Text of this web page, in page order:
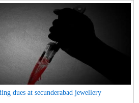
dues at secunderabad jewellery